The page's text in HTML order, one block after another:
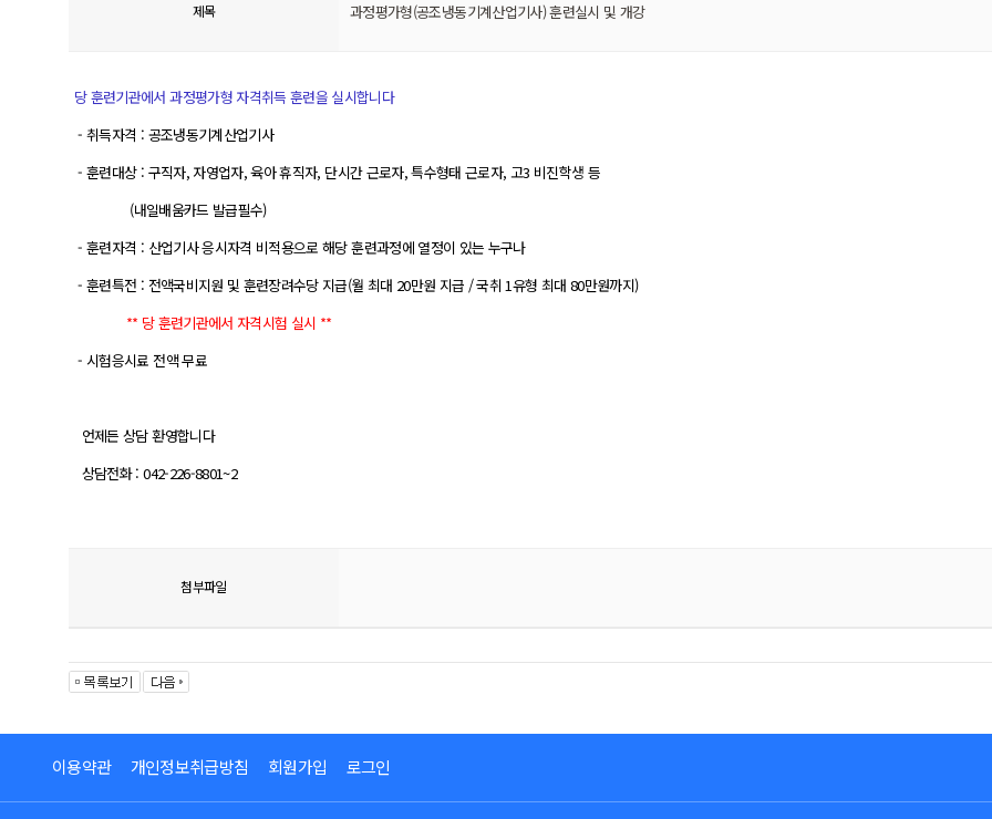
제목 과정평가형(공조냉동기계산업기사) 훈련실시 및 개강
당 훈련기관에서 과정평가형 자격취득 훈련을 실시합니다
- 취득자격 : 공조냉동기계산업기사
- 훈련대상 : 구직자, 자영업자, 육아 휴직자, 단시간 근로자, 특수형태 근로자, 고3 비진학생 등
(내일배움카드 발급필수)
- 훈련자격 : 산업기사 응시자격 비적용으로 해당 훈련과정에 열정이 있는 누구나
- 훈련특전 : 전액국비지원 및 훈련장려수당 지급(월 최대 20만원 지급 / 국취 1유형 최대 80만원까지)
** 당 훈련기관에서 자격시험 실시 **
- 시험응시료 전액 무료
언제든 상담 환영합니다
상담전화 : 042-226-8801~2
첨부파일
이용약관 개인정보취급방침 회원가입 로그인